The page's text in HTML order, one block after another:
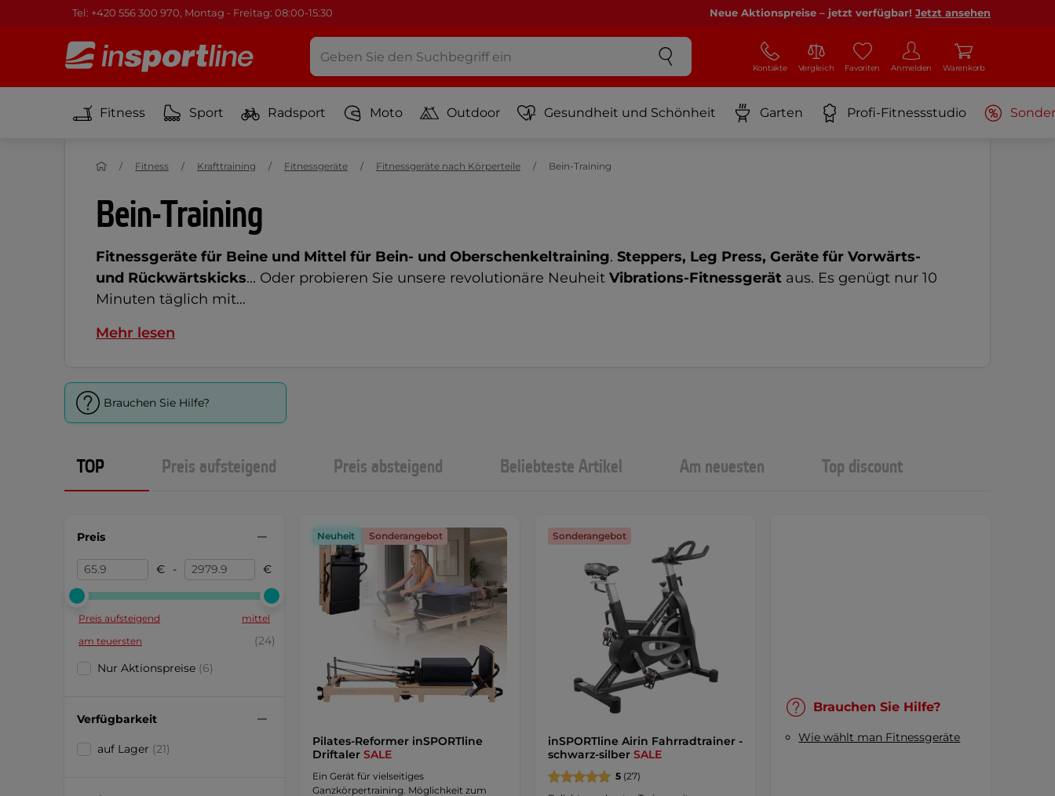
Tel: +420 556 300 970, Montag - Freitag: 08:00-15:30 Neue Aktionspreise – jetzt verfügbar! Jetzt ansehen
Kontakte Vergleich Favoriten Anmelden Warenkorb
Fitness Sport Radsport Moto Outdoor Gesundheit und Schönheit Garten Profi-Fitnessstudio
Bein-Training
Fitnessgeräte für Beine und Mittel für Bein- und Oberschenkeltraining. Steppers, Leg Press, Geräte für Vorwärts-
und Rückwärtskicks... Oder probieren Sie unsere revolutionäre Neuheit Vibrations-Fitnessgerät aus. Es genügt nur 10
Minuten täglich mit...
Mehr lesen
Fitness Krafttraining Fitnessgeräte Fitnessgeräte nach Körperteile Bein-Training
Brauchen Sie Hilfe?
TOP Preis aufsteigend Preis absteigend Beliebteste Artikel Am neuesten Top discount
Preis
€ - €
Preis aufsteigend
mittel
am teuersten
(24)
Nur Aktionspreise (6)
Verfügbarkeit
auf Lager (21)
Neuheit Sonderangebot
Pilates-Reformer inSPORTline
Driftaler SALE
Ein Gerät für vielseitiges
Ganzkörpertraining. Möglichkeit zum
Sonderangebot
inSPORTline Airin Fahrradtrainer -
schwarz-silber SALE
5(27)
Brauchen Sie Hilfe?
Wie wählt man Fitnessgeräte